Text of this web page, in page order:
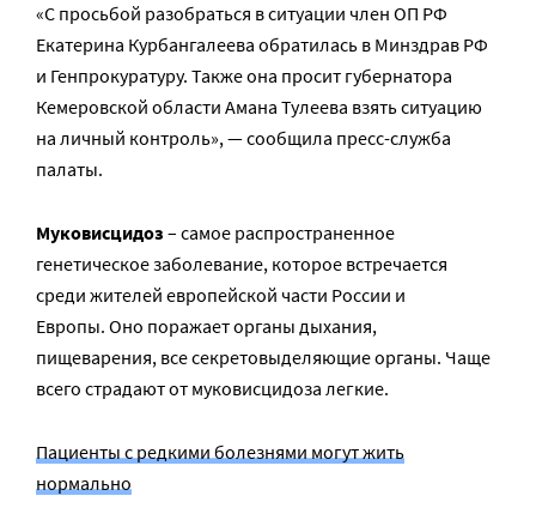
«С просьбой разобраться в ситуации член ОП РФ
Екатерина Курбангалеева обратилась в Минздрав РФ
и Генпрокуратуру. Также она просит губернатора
Кемеровской области Амана Тулеева взять ситуацию
на личный контроль», — сообщила пресс-служба
палаты.
Муковисцидоз – самое распространенное
генетическое заболевание, которое встречается
среди жителей европейской части России и
Европы. Оно поражает органы дыхания,
пищеварения, все секретовыделяющие органы. Чаще
всего страдают от муковисцидоза легкие.
Пациенты с редкими болезнями могут жить
нормально